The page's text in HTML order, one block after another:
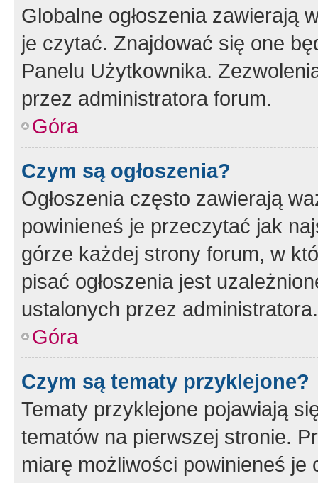
Globalne ogłoszenia zawierają
je czytać. Znajdować się one
Panelu Użytkownika.
przez administratora forum.
Góra
Czym są ogłoszenia?
Ogłoszenia często zawierają
powinieneś je przeczytać jak
górze każdej strony forum, w
pisać ogłoszenia jest
ustalonych przez administratora.
Góra
Czym są tematy przyklejone?
Tematy przyklejone pojawiają
tematów na pierwszej stronie.
miarę możliwości powinieneś je